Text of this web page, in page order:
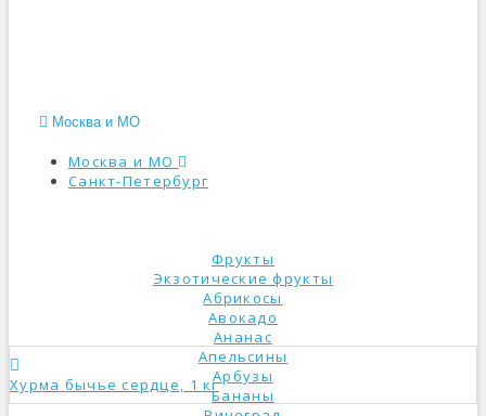
Москва и МО
Москва и МО
Санкт-Петербург
Фрукты
Экзотические фрукты
Абрикосы
Авокадо
Ананас
Апельсины
Арбузы
Бананы
Хурма бычье сердце, 1 кг